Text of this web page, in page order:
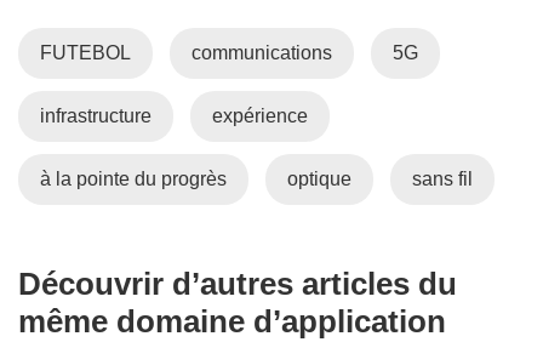
FUTEBOL communications 5G
infrastructure expérience
à la pointe du progrès optique sans fil
Découvrir d’autres articles du
même domaine d’application